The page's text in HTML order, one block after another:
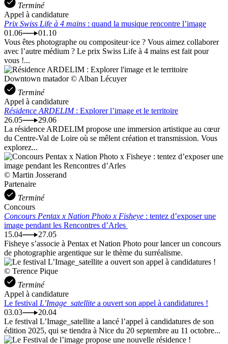
Terminé
Appel à candidature
Prix Swiss Life à 4 mains : quand la musique rencontre l’image
01.06
01.10
Vous êtes photographe ou compositeur·ice ? Vous aimez collaborer
avec l’autre médium ? Le prix Swiss Life à 4 mains est fait pour
vous !...
Downtown matador © Alban Lécuyer
Terminé
Appel à candidature
Résidence ARDELIM: Explorer l’image et le territoire
26.05
29.06
La résidence ARDELIM propose une immersion artistique au cœur
du Centre-Val de Loire où se mêlent création et transmission. Vous
explorez...
© Martin Josserand
Partenaire
Terminé
Concours
Concours Pentax x Nation Photo x Fisheye : tentez d’exposer une
image pendant les Rencontres d’Arles
15.04
27.05
Fisheye s’associe à Pentax et Nation Photo pour lancer un concours
de photographie argentique sur le thème du surréalisme.
© Terence Pique
Terminé
Appel à candidature
Le festival L’Image_satellite a ouvert son appel à candidatures !
03.03
20.04
Le festival L’Image_satellite a lancé l’appel à candidatures de son
édition 2025, qui se tiendra à Nice du 20 septembre au 11 octobre...